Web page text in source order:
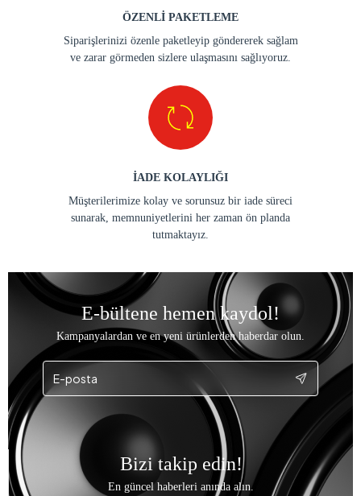
ÖZENLİ PAKETLEME
Siparişlerinizi özenle paketleyip göndererek sağlam
ve zarar görmeden sizlere ulaşmasını sağlıyoruz.
İADE KOLAYLIĞI
Müşterilerimize kolay ve sorunsuz bir iade süreci
sunarak, memnuniyetlerini her zaman ön planda
tutmaktayız.
E-bültene hemen kaydol!
Kampanyalardan ve en yeni ürünlerden haberdar olun.
Bizi takip edin!
En güncel haberleri anında alın.